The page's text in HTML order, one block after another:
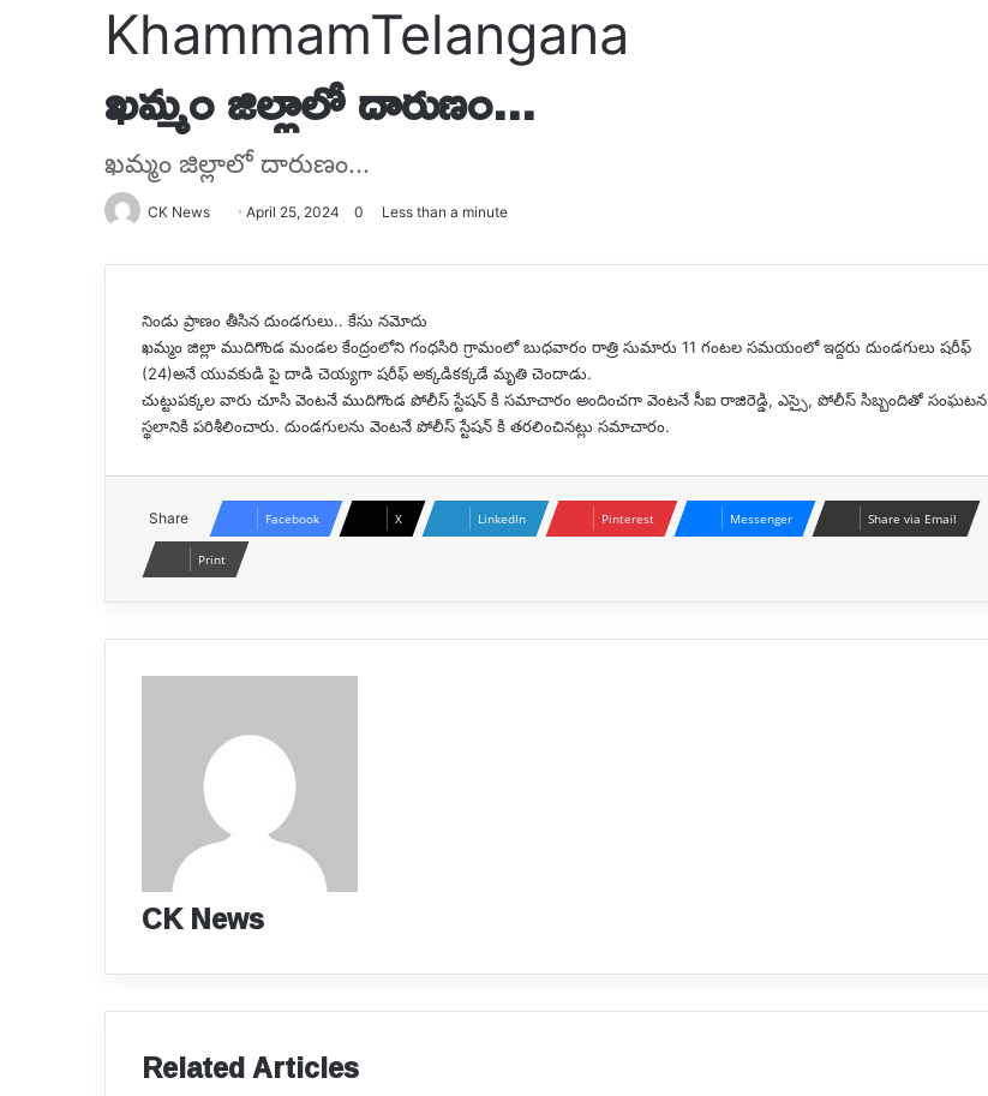
KhammamTelangana
ఖమ్మం జిల్లాలో దారుణం...
ఖమ్మం జిల్లాలో దారుణం...
CK News
Send
email
April 25, 2024 0 Less than a minute
నిండు ప్రాణం తీసిన దుండగులు.. కేసు నమోదు
ఖమ్మం జిల్లా ముదిగొండ మండల కేంద్రంలోని గంధసిరి గ్రామంలో బుధవారం రాత్రి సుమారు 11 గంటల సమయంలో ఇద్దరు దుండగులు షరీఫ్
(24)అనే యువకుడి పై దాడి చెయ్యగా షరీఫ్ అక్కడికక్కడే మృతి చెందాడు.
చుట్టుపక్కల వారు చూసి వెంటనే ముదిగొండ పోలీస్ స్టేషన్ కి సమాచారం అందించగా వెంటనే సీఐ రాజిరెడ్డి, ఎస్సై, పోలీస్ సిబ్బందితో సంఘటన
స్థలానికి పరిశీలించారు. దుండగులను వెంటనే పోలీస్ స్టేషన్ కి తరలించినట్లు సమాచారం.
Share Facebook X LinkedIn Pinterest Messenger Share via Email
Print
CK News
Related Articles